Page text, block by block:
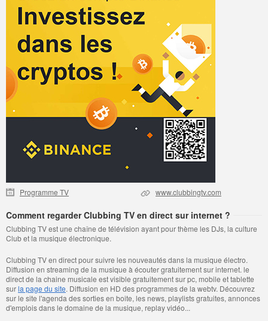
Programme TV www.clubbingtv.com
Comment regarder Clubbing TV en direct sur internet ?
Clubbing TV est une chaîne de télévision ayant pour thème les DJs, la culture
Club et la musique électronique.
Clubbing TV en direct pour suivre les nouveautés dans la musique électro.
Diffusion en streaming de la musique à écouter gratuitement sur internet. le
direct de la chaine musicale est visible gratuitement sur pc, mobile et tablette
surla page du site. Diffusion en HD des programmes de la webtv. Découvrez
sur le site l'agenda des sorties en boite, les news, playlists gratuites, annonces
d'emplois dans le domaine de la musique, replay vidéo...